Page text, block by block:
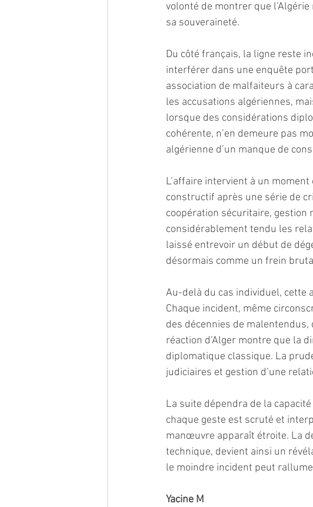
volonté de montrer que
sa souveraineté.
Du côté français, la ligne reste
interférer dans une enquête
association de malfaiteurs à
les accusations algériennes,
lorsque des considérations
cohérente, n’en demeure pas
algérienne d’un manque de
L’affaire intervient à un
constructif après une série de
coopération sécuritaire, gestion
considérablement tendu les
laissé entrevoir un début de
désormais comme un frein
Au-delà du cas individuel, cette
Chaque incident, même
des décennies de
réaction d’Alger montre que la
diplomatique classique. La
judiciaires et gestion d’une
La suite dépendra de la
chaque geste est scruté et
manœuvre apparaît étroite. La
technique, devient ainsi un
le moindre incident peut
Yacine M